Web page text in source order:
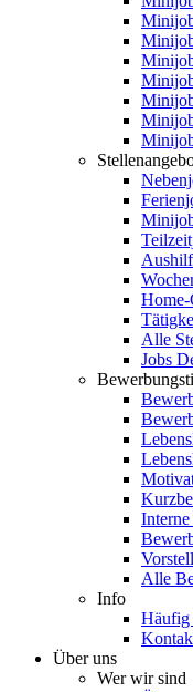
Home-
Alle
Jobs
Alle
Info
Häufig
Über uns
Wer wir sind